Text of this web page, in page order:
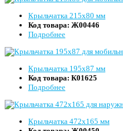
Крыльчатка 215x80 мм
Код товара: Ж00446
Подробнее
Крыльчатка 195x87 мм
Код товара: К01625
Подробнее
Крыльчатка 472x165 мм